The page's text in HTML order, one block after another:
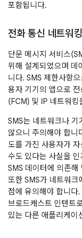
포함됩니다.
전화 통신 네트워킹
단문 메시지 서비스
위해 설계되었으며 데
니다. SMS 제한사항
용자 기기의 앱으로 전
(FCM) 및 IP 네트워킹
SMS는 네트워크나 기
않으니 주의해야 합니
도를 가진 사용자가
수도 있다는 사실을
SMS 데이터에 의존
또한 SMS가 네트워
점에 유의해야 합니다
브로드캐스트 인텐트
있는 다른 애플리케이